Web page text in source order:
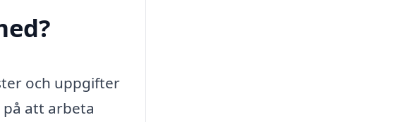
och uppgifter
att arbeta